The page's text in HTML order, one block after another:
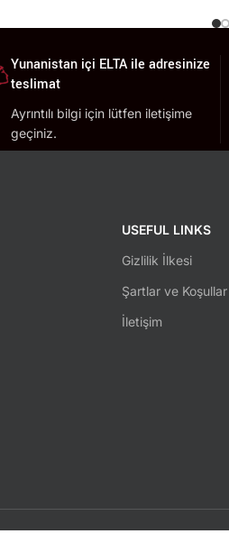
Yunanistan içi ELTA ile adresinize
teslimat
Ayrıntılı bilgi için lütfen iletişime
geçiniz.
USEFUL LINKS
Gizlilik İlkesi
Şartlar ve Koşullar
İletişim